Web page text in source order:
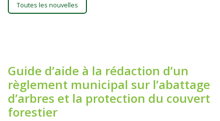
Toutes les nouvelles
Guide d’aide à la rédaction d’un
règlement municipal sur l’abattage
d’arbres et la protection du couvert
forestier